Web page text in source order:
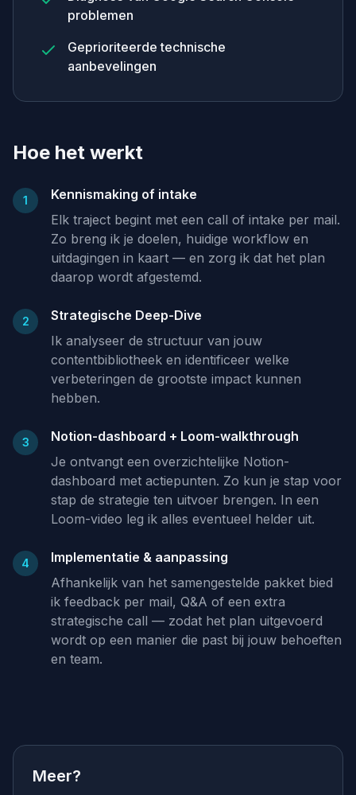
problemen
Geprioriteerde technische
aanbevelingen
Hoe het werkt
1
Kennismaking of intake
Elk traject begint met een call of intake per mail.
Zo breng ik je doelen, huidige workflow en
uitdagingen in kaart — en zorg ik dat het plan
daarop wordt afgestemd.
2
Strategische Deep-Dive
Ik analyseer de structuur van jouw
contentbibliotheek en identificeer welke
verbeteringen de grootste impact kunnen
hebben.
3
Notion-dashboard + Loom-walkthrough
Je ontvangt een overzichtelijke Notion-
dashboard met actiepunten. Zo kun je stap voor
stap de strategie ten uitvoer brengen. In een
Loom-video leg ik alles eventueel helder uit.
4
Implementatie & aanpassing
Afhankelijk van het samengestelde pakket bied
ik feedback per mail, Q&A of een extra
strategische call — zodat het plan uitgevoerd
wordt op een manier die past bij jouw behoeften
en team.
Meer?